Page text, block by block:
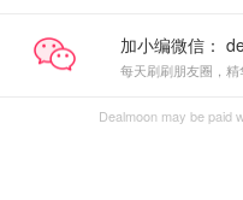
加小编微信：
每天刷刷朋友圈，
Dealmoon may be paid